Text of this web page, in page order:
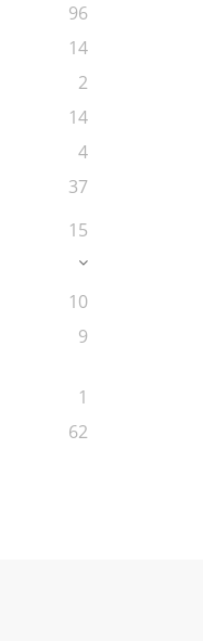
96
14
2
14
4
37
15
10
9
1
62